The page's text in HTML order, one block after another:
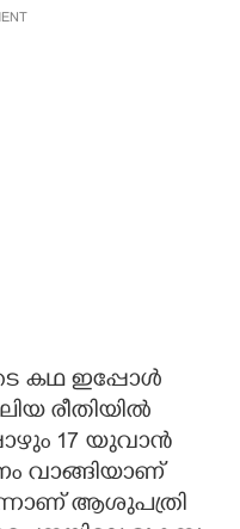
കഥ ഇപ്പോൾ
രീതിയിൽ
17 യുവാൻ
വാങ്ങിയാണ്
ആശുപത്രി